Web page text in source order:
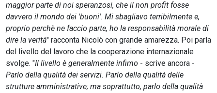
maggior parte di noi speranzosi, che il non profit fosse
davvero il mondo dei 'buoni'. Mi sbagliavo terribilmente e,
proprio perchè ne faccio parte, ho la responsabilità morale di
dire la verità" racconta Nicolò con grande amarezza. Poi parla
del livello del lavoro che la cooperazione internazionale
svolge. "Il livello è generalmente infimo - scrive ancora -
Parlo della qualità dei servizi. Parlo della qualità delle
strutture amministrative; ma soprattutto, parlo della qualità